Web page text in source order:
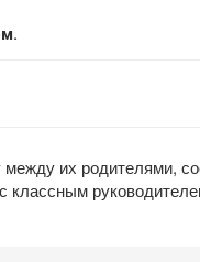
их родителями,
классным